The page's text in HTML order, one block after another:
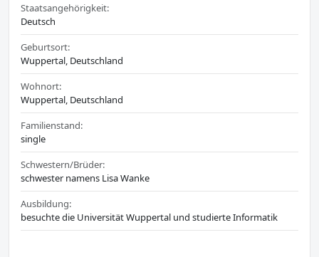
Staatsangehörigkeit:
Deutsch
Geburtsort:
Wuppertal, Deutschland
Wohnort:
Wuppertal, Deutschland
Familienstand:
single
Schwestern/Brüder:
schwester namens Lisa Wanke
Ausbildung:
besuchte die Universität Wuppertal und studierte Informatik